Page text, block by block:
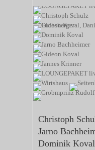
Christoph
Jarno
Dominik